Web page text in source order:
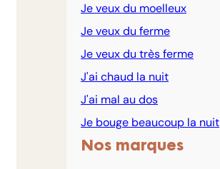
Je veux du moelleux
Je veux du ferme
Je veux du très ferme
J'ai chaud la nuit
J'ai mal au dos
Je bouge beaucoup la nuit
Nos marques